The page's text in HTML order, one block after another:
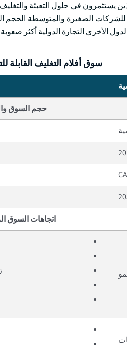
يستثمرون في حلول التعبئة
الصغيرة والمتوسطة الحجم
الأخرى التجارة الدولية أكثر
سوق أفلام التغليف القابلة
حجم السوق
اتجاهات السوق